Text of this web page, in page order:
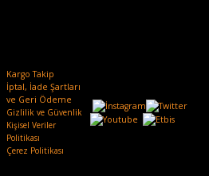
Kargo Takip
İptal, İade Şartları
ve Geri Ödeme
Gizlilik ve Güvenlik
Kişisel Veriler
Politikası
Çerez Politikası